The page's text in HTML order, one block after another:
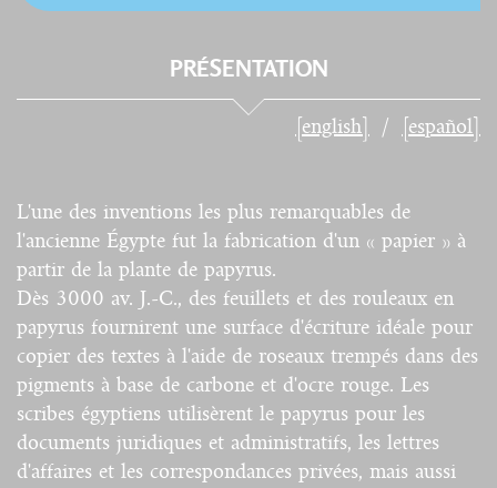
PRÉSENTATION
[english] [español]
L'une des inventions les plus remarquables de
l'ancienne Égypte fut la fabrication d'un « papier » à
partir de la plante de papyrus.
Dès 3000 av. J.-C., des feuillets et des rouleaux en
papyrus fournirent une surface d'écriture idéale pour
copier des textes à l'aide de roseaux trempés dans des
pigments à base de carbone et d'ocre rouge. Les
scribes égyptiens utilisèrent le papyrus pour les
documents juridiques et administratifs, les lettres
d'affaires et les correspondances privées, mais aussi